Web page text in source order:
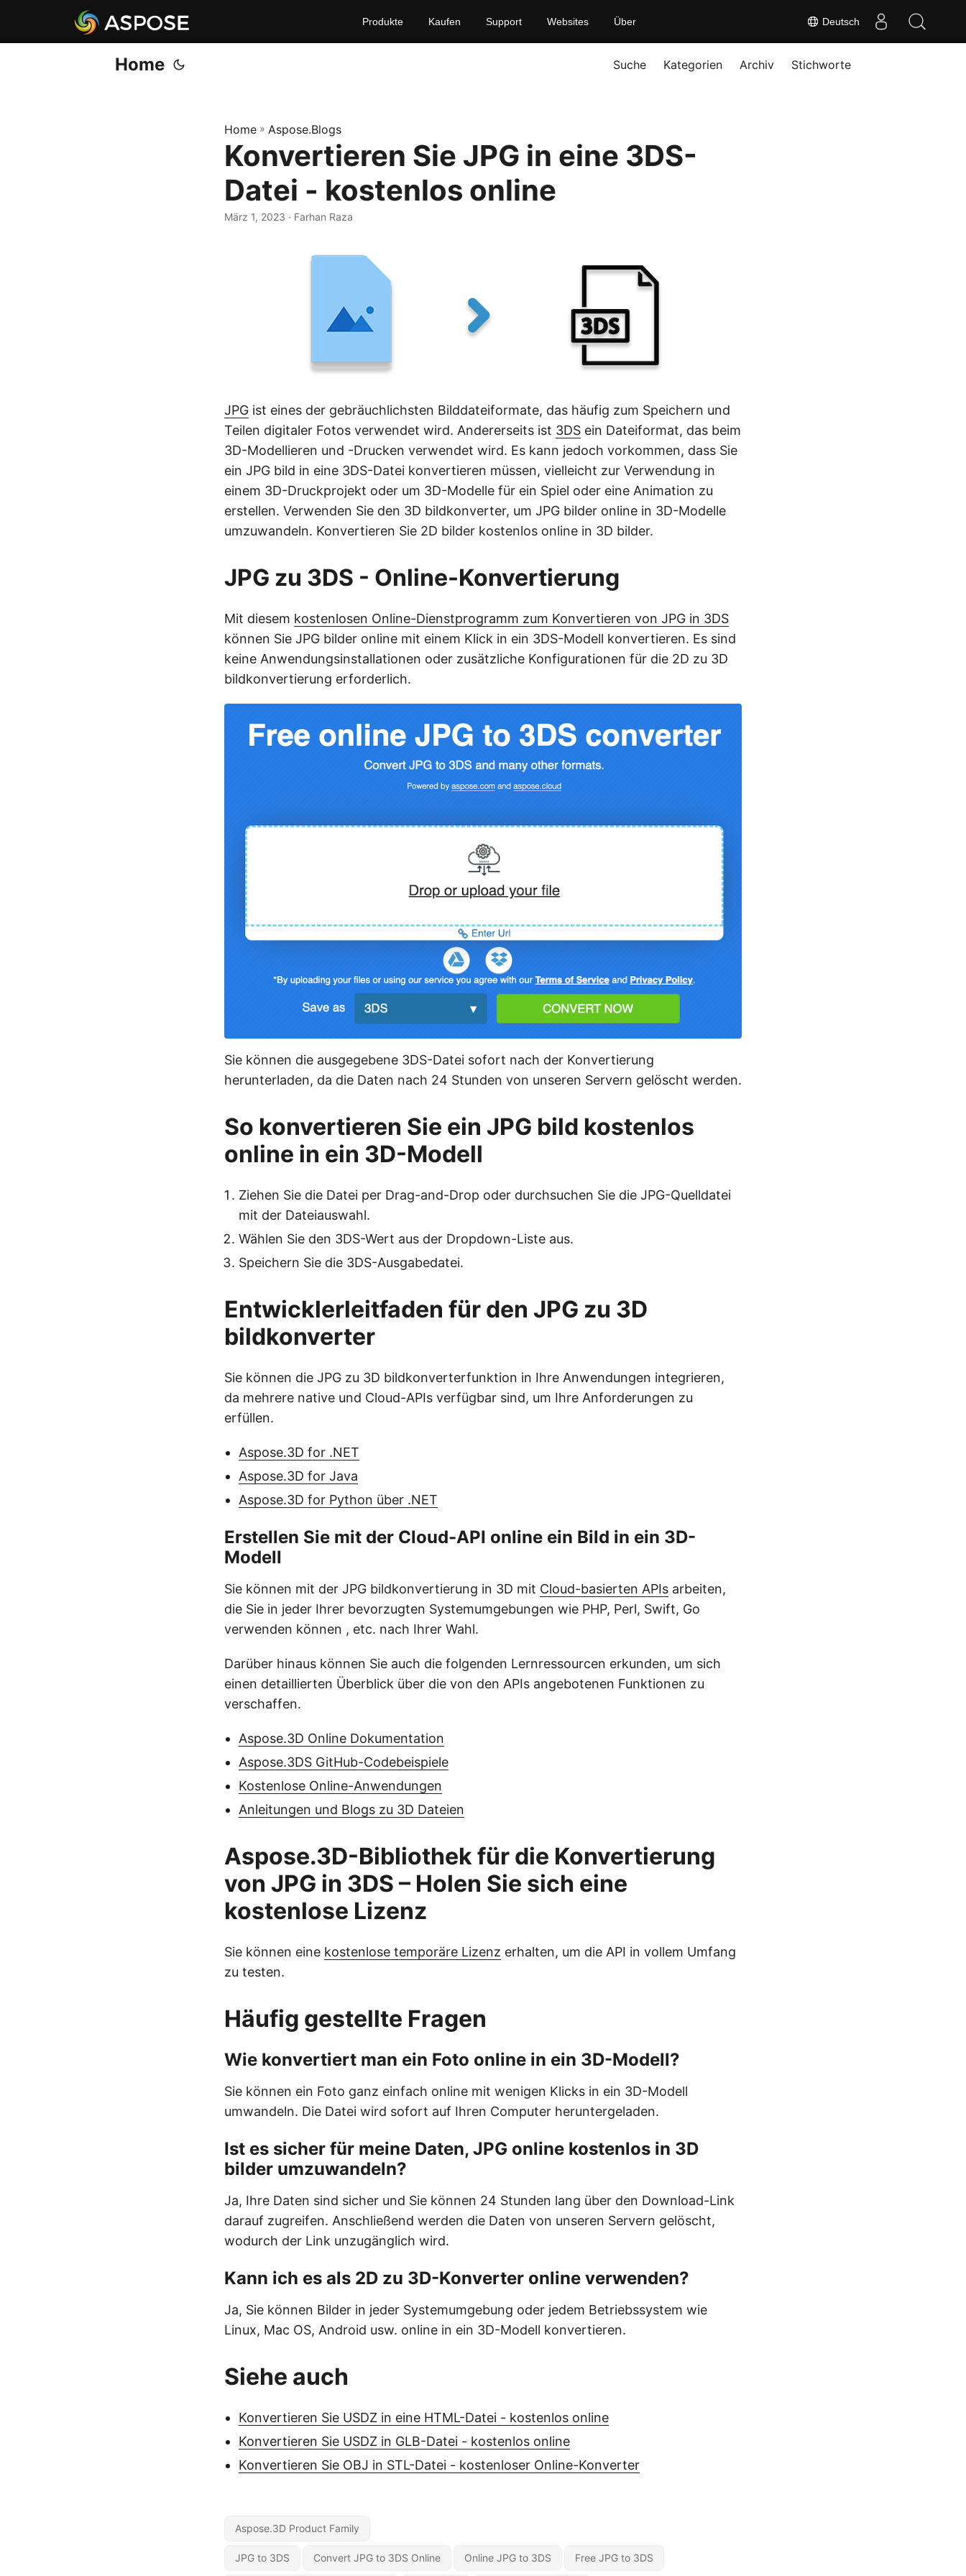
Deutsch
Produkte Kaufen Support Websites Über
Home Suche Kategorien Archiv Stichworte
Home » Aspose.Blogs
Konvertieren Sie JPG in eine 3DS-
Datei - kostenlos online
März 1, 2023 · Farhan Raza
JPG ist eines der gebräuchlichsten Bilddateiformate, das häufig zum Speichern und
Teilen digitaler Fotos verwendet wird. Andererseits ist 3DS ein Dateiformat, das beim
3D-Modellieren und -Drucken verwendet wird. Es kann jedoch vorkommen, dass Sie
ein JPG bild in eine 3DS-Datei konvertieren müssen, vielleicht zur Verwendung in
einem 3D-Druckprojekt oder um 3D-Modelle für ein Spiel oder eine Animation zu
erstellen. Verwenden Sie den 3D bildkonverter, um JPG bilder online in 3D-Modelle
umzuwandeln. Konvertieren Sie 2D bilder kostenlos online in 3D bilder.
JPG zu 3DS - Online-Konvertierung
Mit diesem kostenlosen Online-Dienstprogramm zum Konvertieren von JPG in 3DS
können Sie JPG bilder online mit einem Klick in ein 3DS-Modell konvertieren. Es sind
keine Anwendungsinstallationen oder zusätzliche Konfigurationen für die 2D zu 3D
bildkonvertierung erforderlich.
Sie können die ausgegebene 3DS-Datei sofort nach der Konvertierung
herunterladen, da die Daten nach 24 Stunden von unseren Servern gelöscht werden.
So konvertieren Sie ein JPG bild kostenlos
online in ein 3D-Modell
Ziehen Sie die Datei per Drag-and-Drop oder durchsuchen Sie die JPG-Quelldatei
mit der Dateiauswahl.
Wählen Sie den 3DS-Wert aus der Dropdown-Liste aus.
Speichern Sie die 3DS-Ausgabedatei.
Entwicklerleitfaden für den JPG zu 3D
bildkonverter
Sie können die JPG zu 3D bildkonverterfunktion in Ihre Anwendungen integrieren,
da mehrere native und Cloud-APIs verfügbar sind, um Ihre Anforderungen zu
erfüllen.
Aspose.3D for .NET
Aspose.3D for Java
Aspose.3D for Python über .NET
Erstellen Sie mit der Cloud-API online ein Bild in ein 3D-
Modell
Sie können mit der JPG bildkonvertierung in 3D mit Cloud-basierten APIs arbeiten,
die Sie in jeder Ihrer bevorzugten Systemumgebungen wie PHP, Perl, Swift, Go
verwenden können , etc. nach Ihrer Wahl.
Darüber hinaus können Sie auch die folgenden Lernressourcen erkunden, um sich
einen detaillierten Überblick über die von den APIs angebotenen Funktionen zu
verschaffen.
Aspose.3D Online Dokumentation
Aspose.3DS GitHub-Codebeispiele
Kostenlose Online-Anwendungen
Anleitungen und Blogs zu 3D Dateien
Aspose.3D-Bibliothek für die Konvertierung
von JPG in 3DS – Holen Sie sich eine
kostenlose Lizenz
Sie können eine kostenlose temporäre Lizenz erhalten, um die API in vollem Umfang
zu testen.
Häufig gestellte Fragen
Wie konvertiert man ein Foto online in ein 3D-Modell?
Sie können ein Foto ganz einfach online mit wenigen Klicks in ein 3D-Modell
umwandeln. Die Datei wird sofort auf Ihren Computer heruntergeladen.
Ist es sicher für meine Daten, JPG online kostenlos in 3D
bilder umzuwandeln?
Ja, Ihre Daten sind sicher und Sie können 24 Stunden lang über den Download-Link
darauf zugreifen. Anschließend werden die Daten von unseren Servern gelöscht,
wodurch der Link unzugänglich wird.
Kann ich es als 2D zu 3D-Konverter online verwenden?
Ja, Sie können Bilder in jeder Systemumgebung oder jedem Betriebssystem wie
Linux, Mac OS, Android usw. online in ein 3D-Modell konvertieren.
Siehe auch
Konvertieren Sie USDZ in eine HTML-Datei - kostenlos online
Konvertieren Sie USDZ in GLB-Datei - kostenlos online
Konvertieren Sie OBJ in STL-Datei - kostenloser Online-Konverter
Aspose.3D Product Family
JPG to 3DS Convert JPG to 3DS Online Online JPG to 3DS Free JPG to 3DS